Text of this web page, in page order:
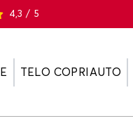
4,3 / 5
TELO COPRIAUTO